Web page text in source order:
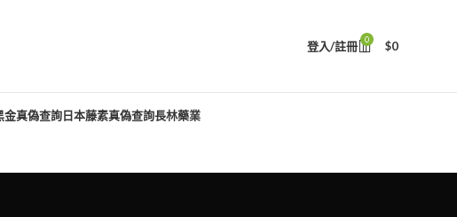
登入/註冊 0 $0
金真偽查詢日本藤素真偽查詢長林藥業